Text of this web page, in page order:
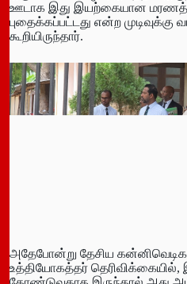
ஊடாக இது இயற்கையான
புதைக்கப்பட்டது என்ற முடிவுக்கு
கூறியிருந்தார்.
அதேபோன்று தேசிய
உத்தியோகத்தர்